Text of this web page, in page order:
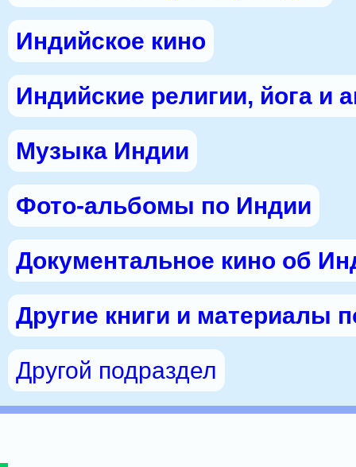
Индийское кино
Индийские религии, йога и
Музыка Индии
Фото-альбомы по Индии
Документальное кино об
Другие книги и материалы
Другой подраздел